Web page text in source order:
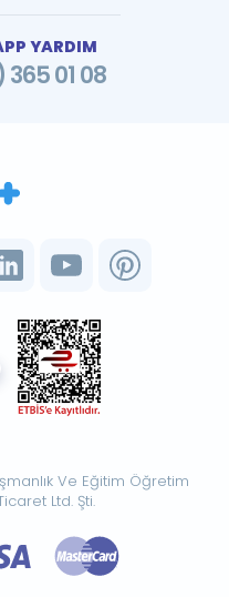
YARDIM
01 08
Ve Eğitim Öğretim
Ltd. Şti.